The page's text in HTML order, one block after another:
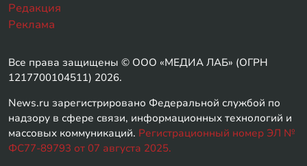
Редакция
Реклама
Все права защищены © ООО «МЕДИА ЛАБ» (ОГРН
1217700104511) 2026.
News.ru зарегистрировано Федеральной службой по
надзору в сфере связи, информационных технологий и
массовых коммуникаций. Регистрационный номер ЭЛ №
ФС77-89793 от 07 августа 2025.